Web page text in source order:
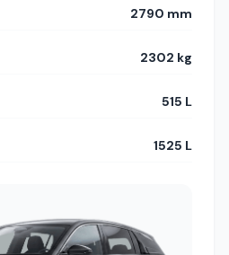
2790 mm
2302 kg
515 L
1525 L